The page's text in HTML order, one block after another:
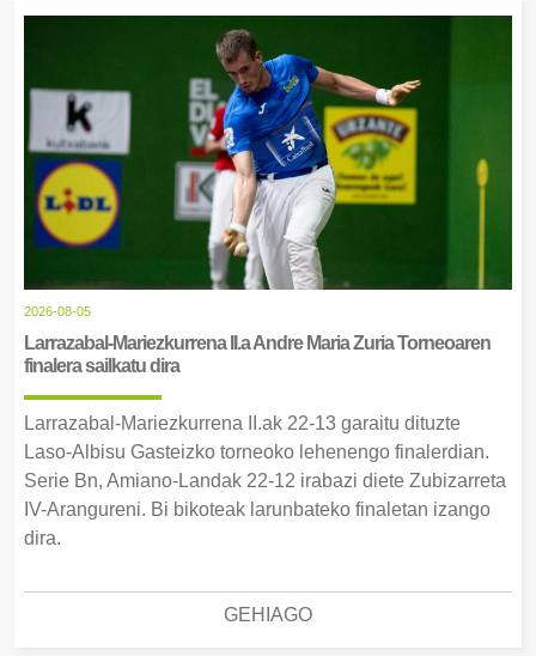
2026-08-05
Larrazabal-Mariezkurrena II.a Andre Maria Zuria Torneoaren
finalera sailkatu dira
Larrazabal-Mariezkurrena II.ak 22-13 garaitu dituzte
Laso-Albisu Gasteizko torneoko lehenengo finalerdian.
Serie Bn, Amiano-Landak 22-12 irabazi diete Zubizarreta
IV-Arangureni. Bi bikoteak larunbateko finaletan izango
dira.
GEHIAGO